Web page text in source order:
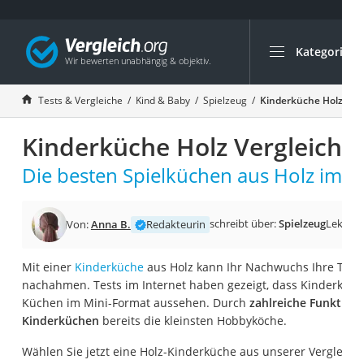
Die
Kind & Baby
Babyphone
Walkie-Talkie
Rollschuhe
Laufrad
Babyschlafsack
Kinderuhr
Tests & Vergleiche Kind & Baby Spielzeug Kinderküche
Kinderküche Holz
Die besten Spielküchen aus Holz
Von:Anna B. Redakteurin schreibt über:Spielzeug
Mit einer Kinderkücheaus Holz kann Ihr Nachwuchs Ihre
nachahmen. Tests im Internet haben gezeigt, dass
Küchen im Mini-Format aussehen. Durch zahlreiche
Kinderküchen bereits die kleinsten Hobbyköche.
Wählen Sie jetzt eine Holz-Kinderküche aus unserer